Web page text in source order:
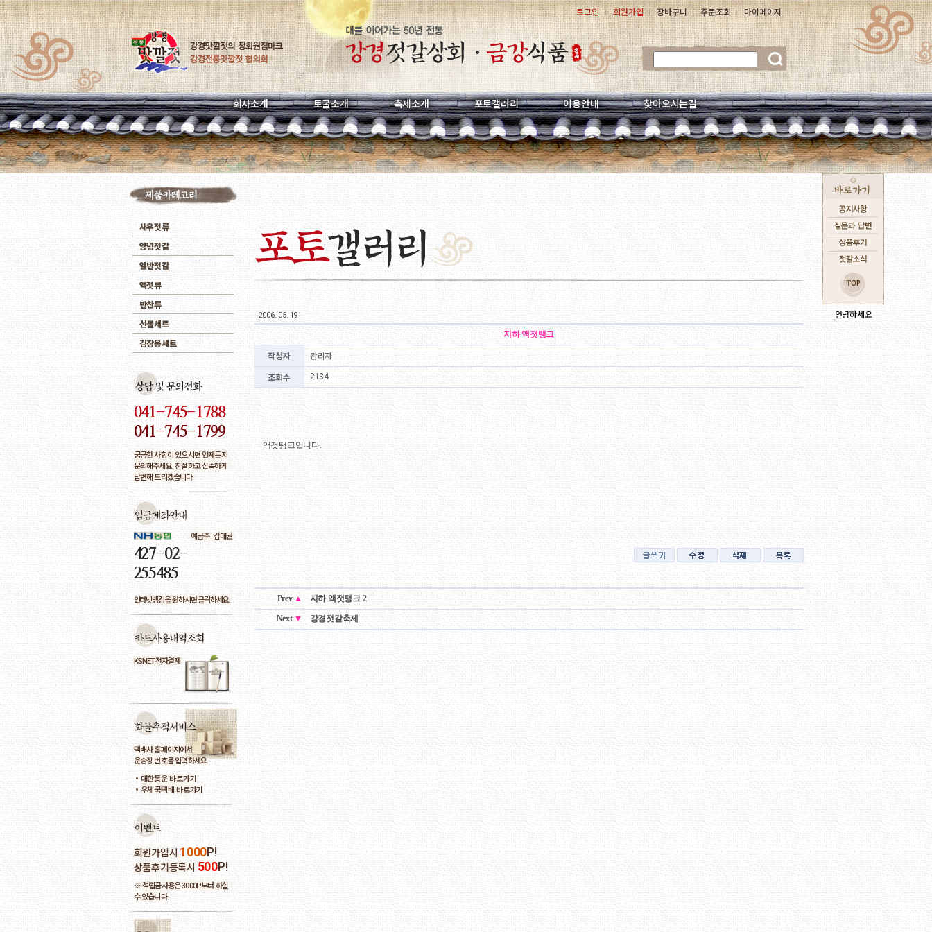
로그인 회원가입 장바구니 주문조회 마이페이지
회사소개 토굴소개 축제소개 포토갤러리 이용안내 찾아오시는길
새우젓류
양념젓갈
일반젓갈
액젓류
반찬류
선물세트
김장용세트
041-745-1788
041-745-1799
궁금한 사항이 있으시면 언제든지
문의해주세요. 친절하고 신속하게
답변해 드리겠습니다.
예금주 : 김대권
427-02-
255485
인터넷뱅킹을 원하시면 클릭하세요.
KSNET전자결제
택배사 홈페이지에서
운송장 번호를 입력하세요.
대한통운 바로가기
우체국택배 바로가기
회원가입시 1000P!
상품후기등록시 500P!
※ 적립금사용은 3000P부터 하실
수 있습니다.
2006. 05. 19
지하 액젓탱크
작성자 관리자
조회수 2134
액젓탱크입니다.
Prev ▲ 지하 액젓탱크 2
Next ▼ 강경젓갈축제
안녕하세요